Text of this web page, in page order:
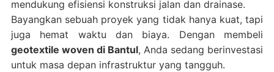
mendukung efisiensi konstruksi jalan dan drainase.
Bayangkan sebuah proyek yang tidak hanya kuat, tapi
juga hemat waktu dan biaya. Dengan membeli
geotextile woven di Bantul, Anda sedang berinvestasi
untuk masa depan infrastruktur yang tangguh.